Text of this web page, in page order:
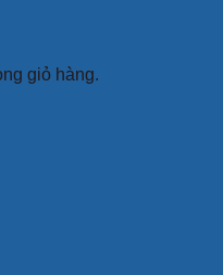
giỏ hàng.